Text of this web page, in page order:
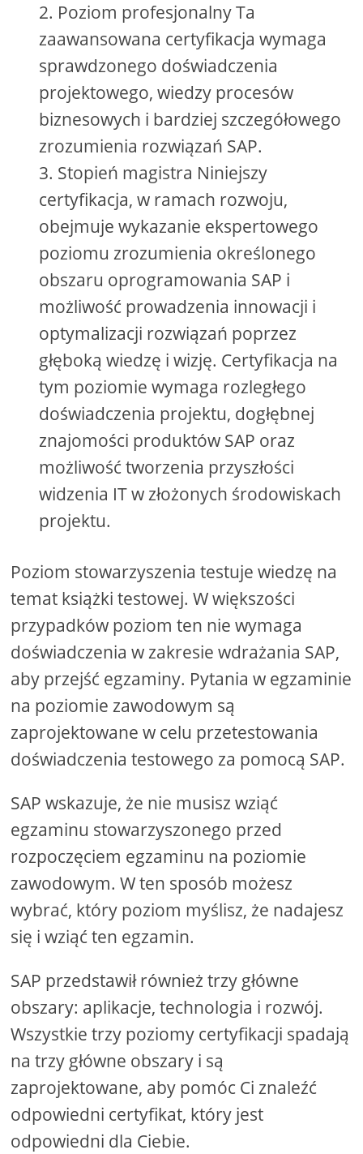
Poziom profesjonalny Ta
zaawansowana certyfikacja wymaga
sprawdzonego doświadczenia
projektowego, wiedzy procesów
biznesowych i bardziej szczegółowego
zrozumienia rozwiązań SAP.
Stopień magistra Niniejszy
certyfikacja, w ramach rozwoju,
obejmuje wykazanie ekspertowego
poziomu zrozumienia określonego
obszaru oprogramowania SAP i
możliwość prowadzenia innowacji i
optymalizacji rozwiązań poprzez
głęboką wiedzę i wizję. Certyfikacja na
tym poziomie wymaga rozległego
doświadczenia projektu, dogłębnej
znajomości produktów SAP oraz
możliwość tworzenia przyszłości
widzenia IT w złożonych środowiskach
projektu.
Poziom stowarzyszenia testuje wiedzę na
temat książki testowej. W większości
przypadków poziom ten nie wymaga
doświadczenia w zakresie wdrażania SAP,
aby przejść egzaminy. Pytania w egzaminie
na poziomie zawodowym są
zaprojektowane w celu przetestowania
doświadczenia testowego za pomocą SAP.
SAP wskazuje, że nie musisz wziąć
egzaminu stowarzyszonego przed
rozpoczęciem egzaminu na poziomie
zawodowym. W ten sposób możesz
wybrać, który poziom myślisz, że nadajesz
się i wziąć ten egzamin.
SAP przedstawił również trzy główne
obszary: aplikacje, technologia i rozwój.
Wszystkie trzy poziomy certyfikacji spadają
na trzy główne obszary i są
zaprojektowane, aby pomóc Ci znaleźć
odpowiedni certyfikat, który jest
odpowiedni dla Ciebie.